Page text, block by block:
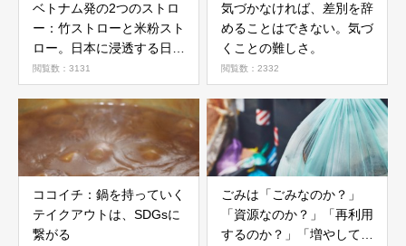
ベトナム発の2つのストロ
ー：竹ストローと米粉スト
ロー。日本に浸透する日
は？
閲覧数：3131
気づかなければ、差別を辞
めることはできない。気づ
くことの難しさ。
閲覧数：2332
ココイチ：鍋を持っていく
テイクアウトは、SDGsに
繋がる
ごみは「ごみなのか？」
「資源なのか？」「再利用
するのか？」「増やしては